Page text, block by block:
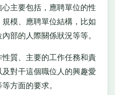
主要包括，應聘單位的性
模、應聘單位結構，比如
部的人際關係狀況等等。
質、主要的工作任務和責
對干這個職位人的興趣愛
方面的要求。